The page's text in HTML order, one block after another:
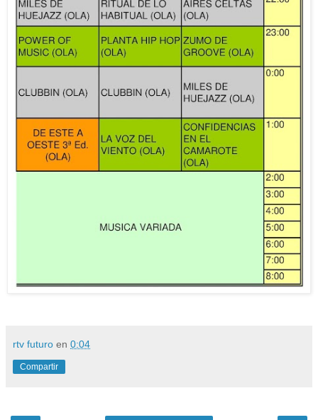
rtv futuro en 0:04
Compartir